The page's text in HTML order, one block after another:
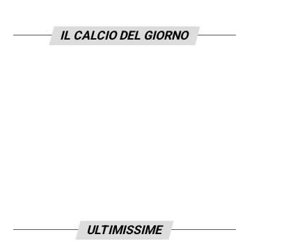
IL CALCIO DEL GIORNO
ULTIMISSIME